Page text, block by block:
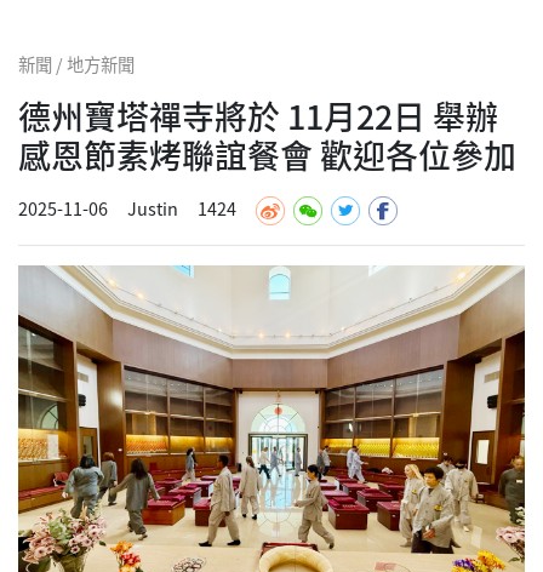
新聞 / 地方新聞
德州寶塔禪寺將於 11月22日 舉辦
感恩節素烤聯誼餐會 歡迎各位參加
2025-11-06 Justin 1424